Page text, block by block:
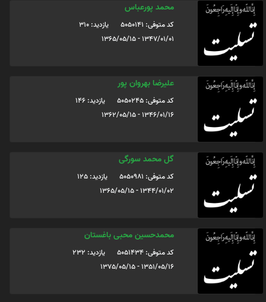
محمد پورعباس
کد متوفی: 5050141
یازدید: 310
1347/01/01 - 1365/05/15
علیرضا بهروان پور
کد متوفی: 5050245
یازدید: 146
1346/01/16 - 1362/05/15
گل محمد سورگی
کد متوفی: 5050981
یازدید: 125
1344/01/02 - 1365/05/15
محمدحسین محبی باغستان
کد متوفی: 5051434
یازدید: 232
1351/05/16 - 1375/05/15